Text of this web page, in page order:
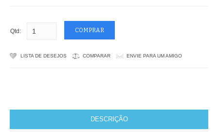
Qtd:
LISTA DE DESEJOS COMPARAR ENVIE PARA UM AMIGO
DESCRIÇÃO